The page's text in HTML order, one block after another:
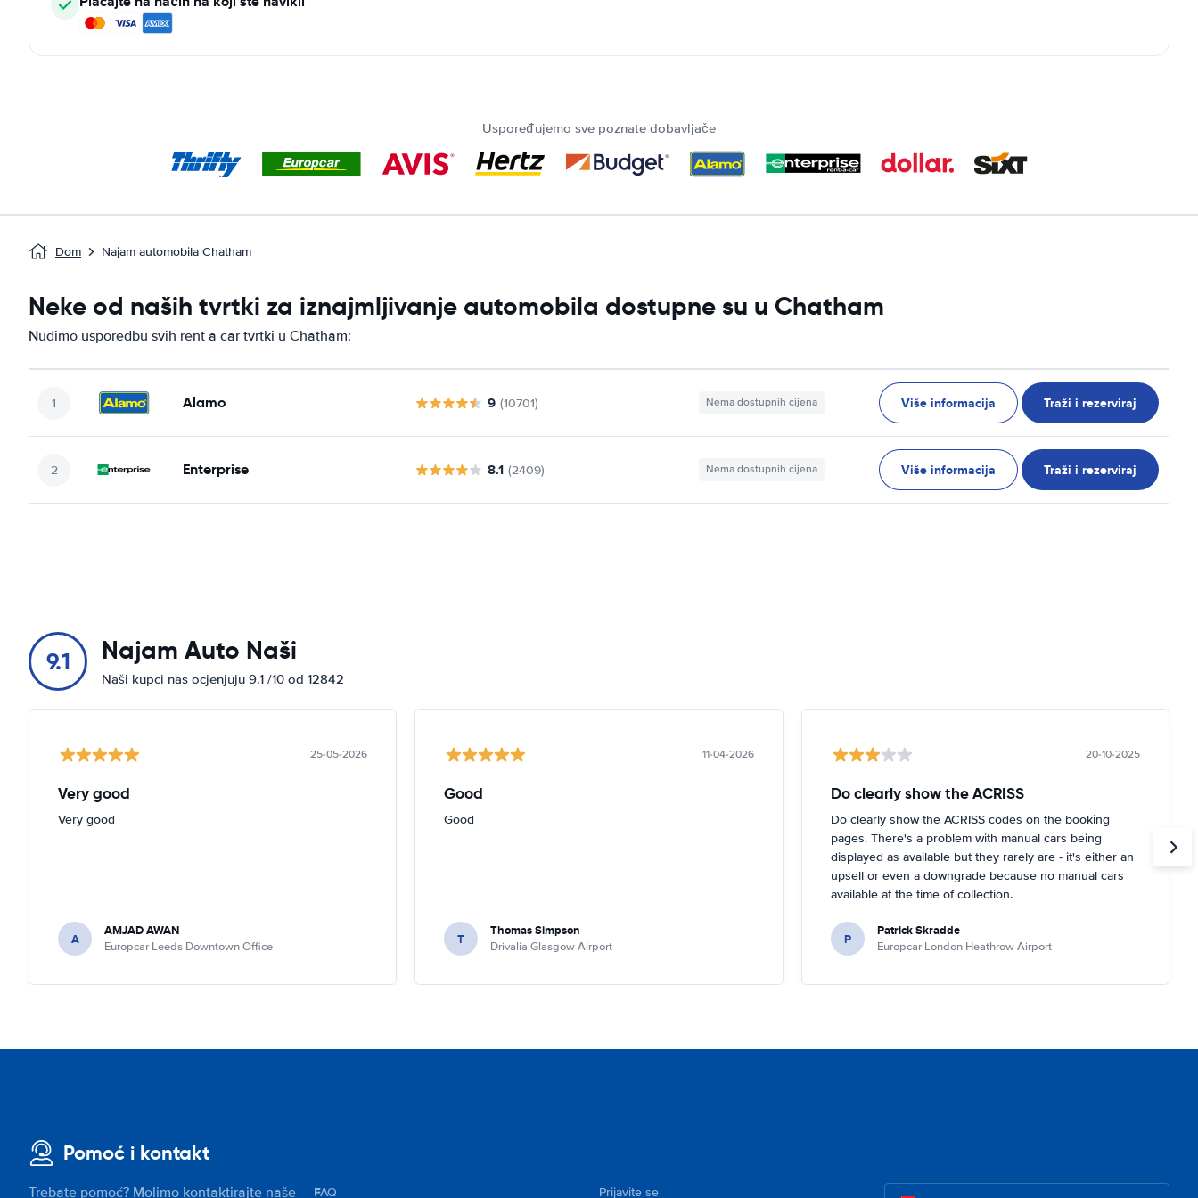
Uspoređujemo sve poznate dobavljače
Dom Najam automobila Chatham
Neke od naših tvrtki za iznajmljivanje automobila dostupne su u Chatham
Nudimo usporedbu svih rent a car tvrtki u Chatham:
Alamo 9 (10701) Nema dostupnih cijena Više informacija Traži i rezerviraj
Enterprise 8.1 (2409) Nema dostupnih cijena Više informacija Traži i rezerviraj
9.1 Najam Auto Naši
Naši kupci nas ocjenjuju 9.1 /10 od 12842
25-05-2026
Very good
Very good
A AMJAD AWAN
Europcar Leeds Downtown Office
11-04-2026
Good
Good
T Thomas Simpson
Drivalia Glasgow Airport
20-10-2025
Do clearly show the ACRISS
Do clearly show the ACRISS codes on the booking
pages. There's a problem with manual cars being
displayed as available but they rarely are - it's either an
upsell or even a downgrade because no manual cars
available at the time of collection.
P Patrick Skradde
Europcar London Heathrow Airport
Pomoć i kontakt
Trebate pomoć? Molimo kontaktirajte naše FAQ Prijavite se